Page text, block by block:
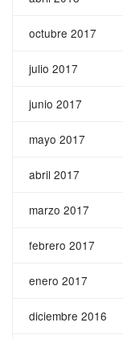
octubre 2017
julio 2017
junio 2017
mayo 2017
abril 2017
marzo 2017
febrero 2017
enero 2017
diciembre 2016